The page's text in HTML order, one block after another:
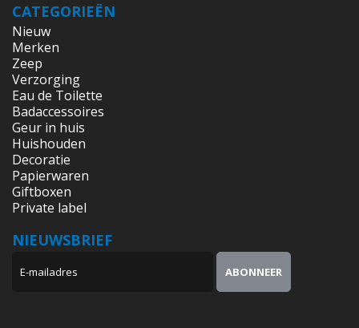
CATEGORIEËN
Nieuw
Merken
Zeep
Verzorging
Eau de Toilette
Badaccessoires
Geur in huis
Huishouden
Decoratie
Papierwaren
Giftboxen
Private label
NIEUWSBRIEF